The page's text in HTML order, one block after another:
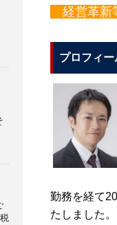
経営革新
プロフィー
勤務を経て
たしました